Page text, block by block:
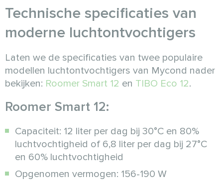
Technische specificaties van
moderne luchtontvochtigers
Laten we de specificaties van twee populaire
modellen luchtontvochtigers van Mycond nader
bekijken: Roomer Smart 12 en TIBO Eco 12.
Roomer Smart 12:
Capaciteit: 12 liter per dag bij 30°C en 80%
luchtvochtigheid of 6,8 liter per dag bij 27°C
en 60% luchtvochtigheid
Opgenomen vermogen: 156-190 W